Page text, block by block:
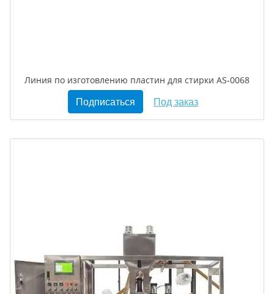
Линия по изготовлению пластин для стирки AS-0068
Подписаться Под заказ